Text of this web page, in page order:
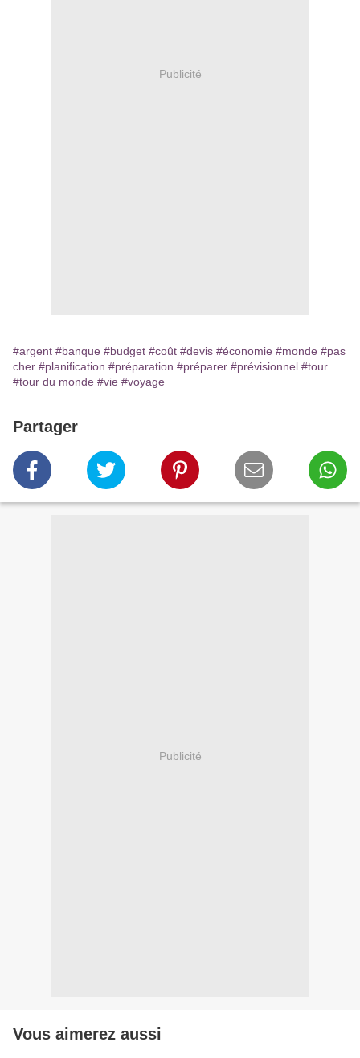
Publicité
#argent #banque #budget #coût #devis #économie #monde #pas
cher #planification #préparation #préparer #prévisionnel #tour
#tour du monde #vie #voyage
Partager
Publicité
Vous aimerez aussi